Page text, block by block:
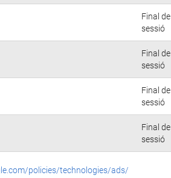
Final de
sessió
Final de
sessió
Final de
sessió
Final de
sessió
policies/technologies/ads/